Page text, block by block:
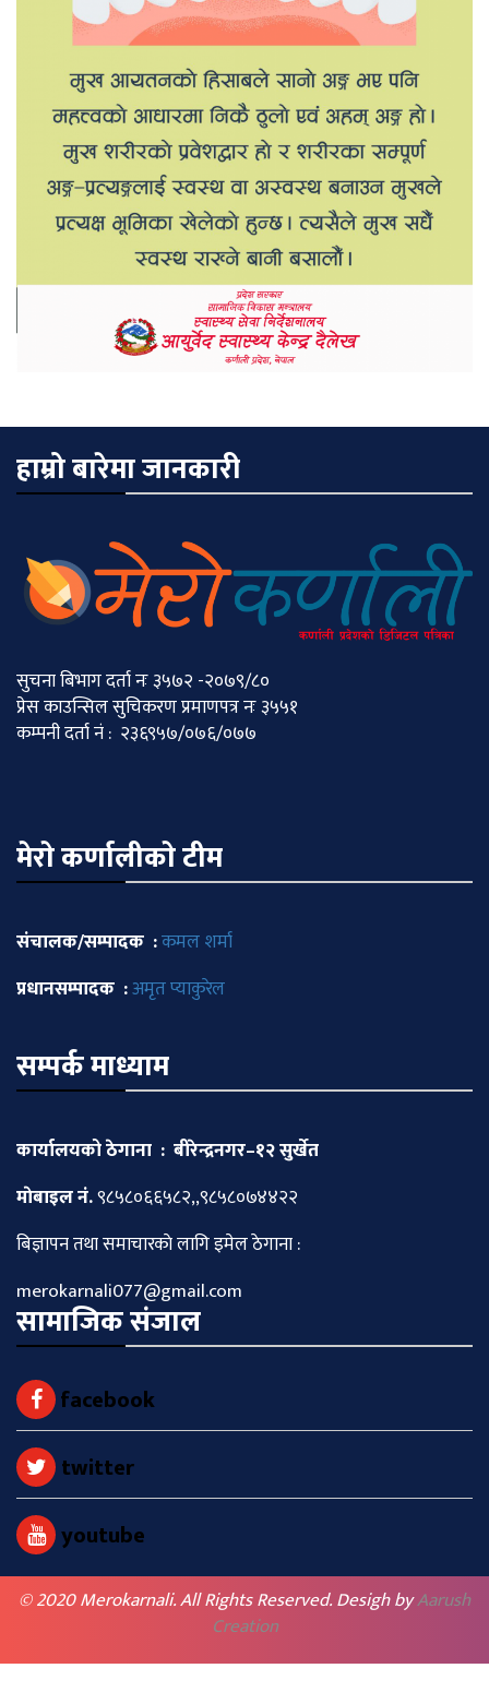
हाम्रो बारेमा जानकारी
सुचना बिभाग दर्ता नः ३५७२ -२०७९/८०
प्रेस काउन्सिल सुचिकरण प्रमाणपत्र नः ३५५१
कम्पनी दर्ता नं : २३६९५७/०७६/०७७
मेराे कर्णालीकाे टीम
संचालक/सम्पादक :कमल शर्मा
प्रधानसम्पादक :अमृत प्याकुरेल
सम्पर्क माध्याम
कार्यालयको ठेगाना : बीरेन्द्रनगर–१२ सुर्खेत
माेबाइल नं.९८५८०६६५८२,,९८५८०७४४२२
बिज्ञापन तथा समाचारकाे लागि इमेल ठेगाना :
merokarnali077@gmail.com
सामाजिक संजाल
facebook
twitter
youtube
© 2020 Merokarnali. All Rights Reserved. Desigh byAarush
Creation